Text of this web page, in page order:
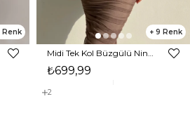
9
Midi Tek Kol Büzgülü Ninfe Kadın Vizon Tül Elbise 22K000524
₺699,99
2